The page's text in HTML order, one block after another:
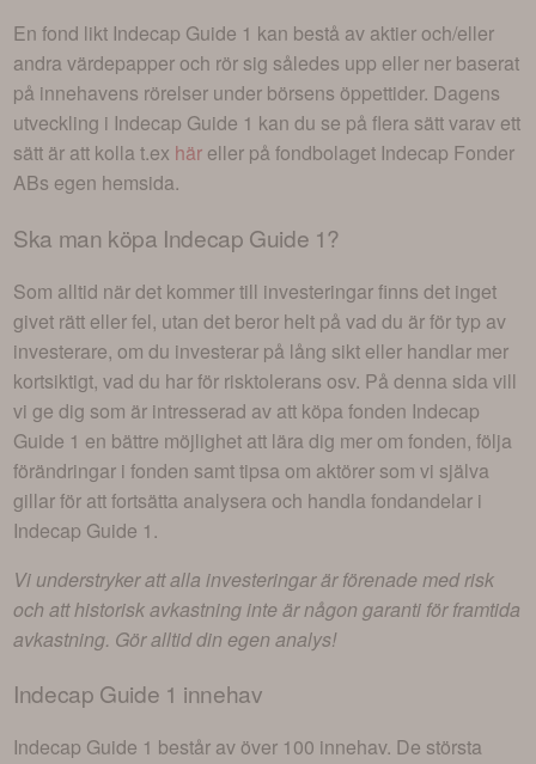
En fond likt Indecap Guide 1 kan bestå av aktier och/eller
andra värdepapper och rör sig således upp eller ner baserat
på innehavens rörelser under börsens öppettider. Dagens
utveckling i Indecap Guide 1 kan du se på flera sätt varav ett
sätt är att kolla t.ex här eller på fondbolaget Indecap Fonder
ABs egen hemsida.
Ska man köpa Indecap Guide 1?
Som alltid när det kommer till investeringar finns det inget
givet rätt eller fel, utan det beror helt på vad du är för typ av
investerare, om du investerar på lång sikt eller handlar mer
kortsiktigt, vad du har för risktolerans osv. På denna sida vill
vi ge dig som är intresserad av att köpa fonden Indecap
Guide 1 en bättre möjlighet att lära dig mer om fonden, följa
förändringar i fonden samt tipsa om aktörer som vi själva
gillar för att fortsätta analysera och handla fondandelar i
Indecap Guide 1.
Vi understryker att alla investeringar är förenade med risk
och att historisk avkastning inte är någon garanti för framtida
avkastning. Gör alltid din egen analys!
Indecap Guide 1 innehav
Indecap Guide 1 består av över 100 innehav. De största